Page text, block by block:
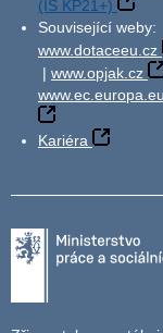
(IS KP21+)
Související weby:
www.dotaceeu.cz
| www.opjak.cz
www.ec.europa.eu
Kariéra